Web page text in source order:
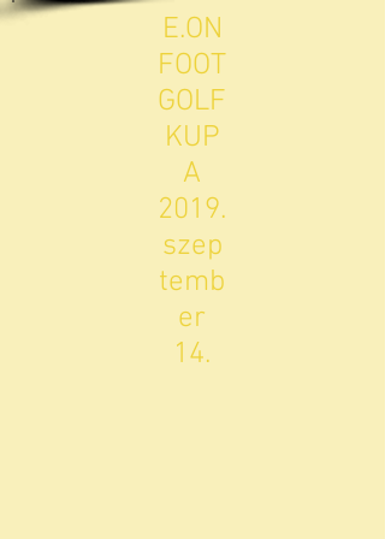
E.ON
FOOT
GOLF
KUP
A
2019.
szep
temb
er
14.